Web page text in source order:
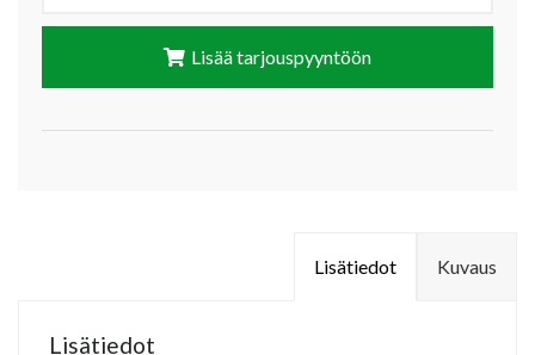
Lisää tarjouspyyntöön
Kuvaus
Lisätiedot
Lisätiedot